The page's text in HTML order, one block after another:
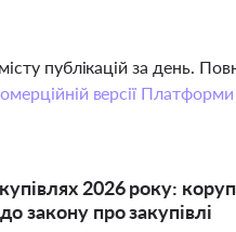
публікацій за день.
версії
2026 року:
закону про закупівлі